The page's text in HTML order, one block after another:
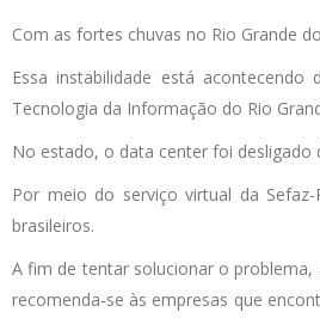
Com as fortes chuvas no Rio Grande
Essa instabilidade está
Tecnologia da Informação do Rio
No estado, o data center foi desligado
Por meio do serviço virtual da
brasileiros.
A fim de tentar solucionar o
recomenda-se às empresas que